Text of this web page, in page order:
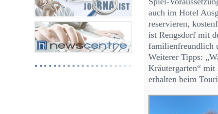
auch im Hotel
reservieren,
ist Rengsdorf mit
familienfreundlich
Weiterer Tipps:
Kräutergarten“ mit
erhalten beim